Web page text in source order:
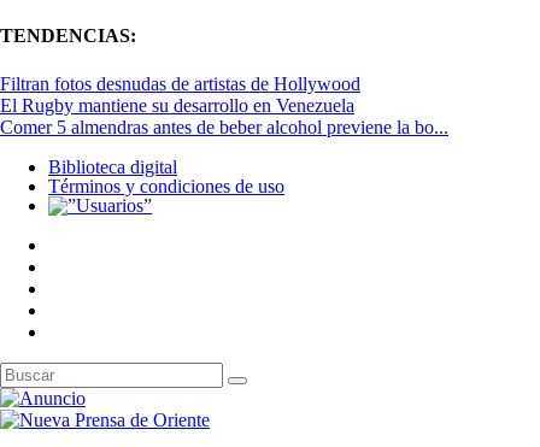
TENDENCIAS:
Filtran fotos desnudas de artistas de Hollywood
El Rugby mantiene su desarrollo en Venezuela
Comer 5 almendras antes de beber alcohol previene la bo...
Biblioteca digital
Términos y condiciones de uso